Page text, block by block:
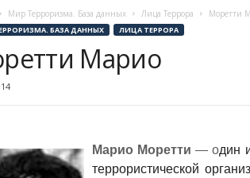
Мир Терроризма. База данных Лица Террора Моретти
БАЗА ДАННЫХ ЛИЦА ТЕРРОРА
Марио
Марио Моретти — один
террористической